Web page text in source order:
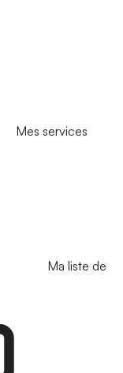
Mes services
Ma liste de